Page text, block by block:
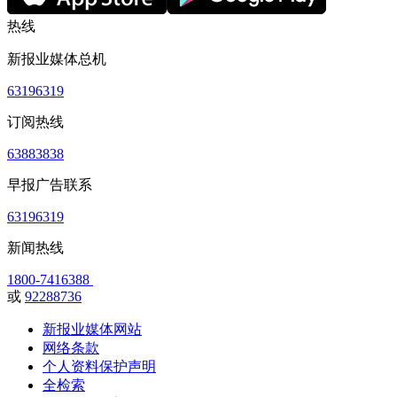
热线
新报业媒体总机
63196319
订阅热线
63883838
早报广告联系
63196319
新闻热线
1800-7416388
或 92288736
新报业媒体网站
网络条款
个人资料保护声明
全检索